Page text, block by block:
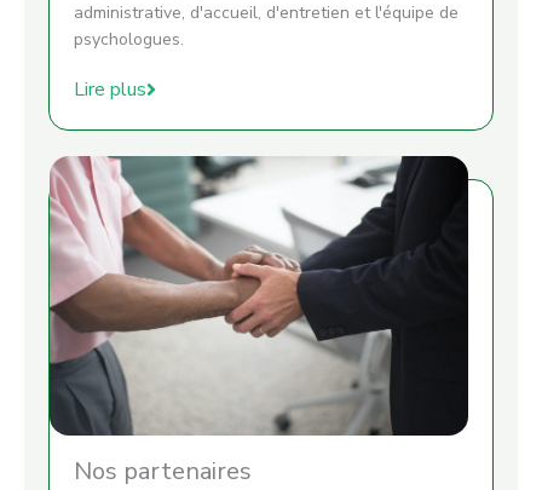
administrative, d'accueil, d'entretien et l'équipe de
psychologues.
Lire plus
Nos partenaires